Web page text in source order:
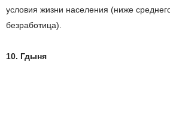
условия жизни населения (ниже
безработица).
10. Гдыня